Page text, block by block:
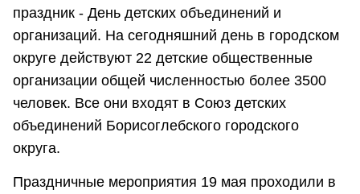
праздник - День детских объединений и
организаций. На сегодняшний день в городском
округе действуют 22 детские общественные
организации общей численностью более 3500
человек. Все они входят в Союз детских
объединений Борисоглебского городского
округа.
Праздничные мероприятия 19 мая проходили в